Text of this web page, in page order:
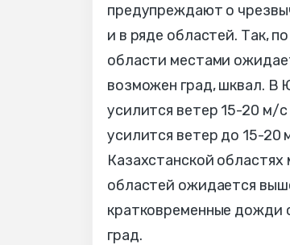
предупреждают о
и в ряде областей. Так,
области местами
возможен град, шквал. В
усилится ветер 15-20 м/
усилится ветер до 15-
Казахстанской
областей ожидается
кратковременные дожди
град.